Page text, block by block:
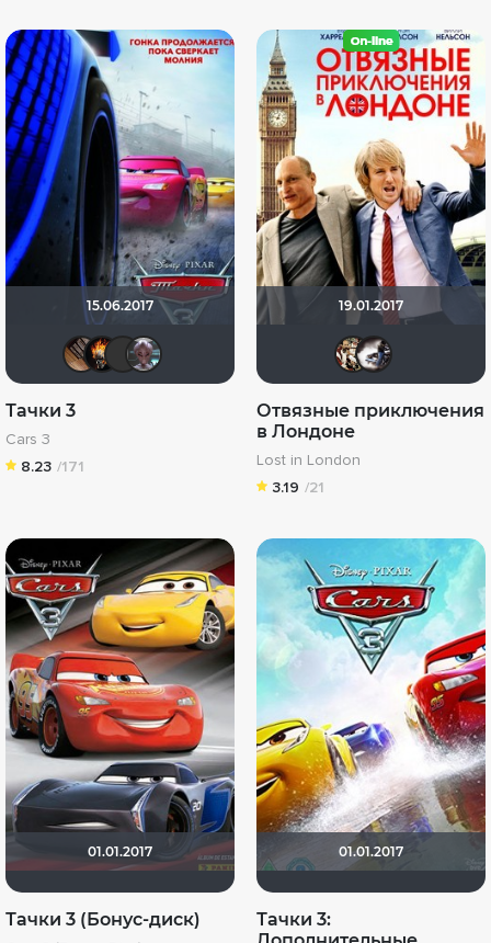
15.06.2017
Тачки 3
Cars 3
8.23 /171
19.01.2017
Отвязные приключения
в Лондоне
Lost in London
3.19 /21
01.01.2017
Тачки 3 (Бонус-диск)
01.01.2017
Тачки 3: